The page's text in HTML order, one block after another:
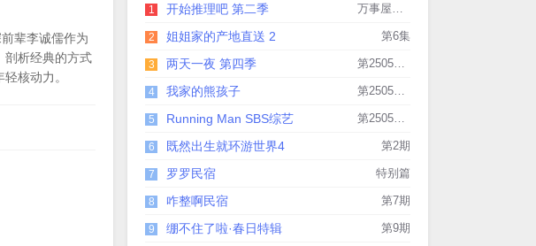
辈李诚儒作为
析经典的方式
核动力。
1 开始推理吧 第二季
2 姐姐家的产地直送 2 第6集
3 两天一夜 第四季
4 我家的熊孩子
5 Running Man SBS综艺
6 既然出生就环游世界4 第2期
7 罗罗民宿 特别篇
8 咋整啊民宿 第7期
9 绷不住了啦·春日特辑 第9期